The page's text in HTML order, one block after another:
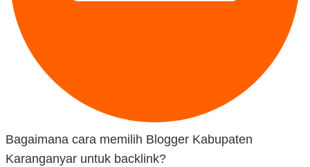
Bagaimana cara memilih Blogger Kabupaten
Karanganyar untuk backlink?